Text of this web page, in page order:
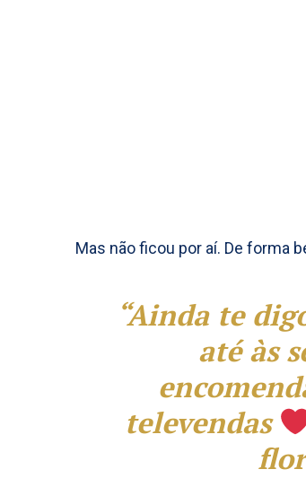
Mas não ficou por aí. De forma
“Ainda te
até às
televendas